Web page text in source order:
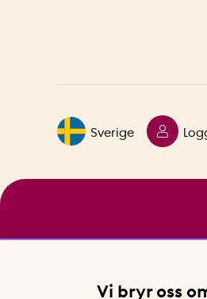
Sverige
Vi bryr oss